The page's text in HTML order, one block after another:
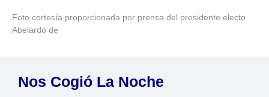
Foto cortesía proporcionada por prensa del presidente electo
Abelardo de
Nos Cogió La Noche